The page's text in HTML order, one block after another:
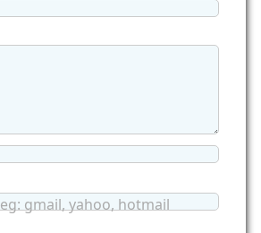
eg: gmail, yahoo, hotmail